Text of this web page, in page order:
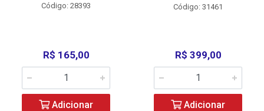
Código: 28393
R$ 165,00
Adicionar
Código: 31461
R$ 399,00
Adicionar